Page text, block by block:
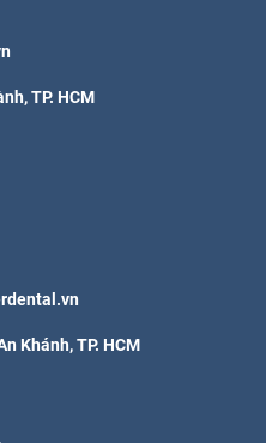
TP. HCM
Khánh, TP. HCM